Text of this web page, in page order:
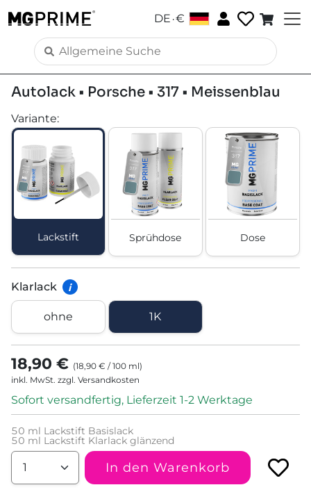
DE .€
Autolack • Porsche • 317 • Meissenblau
Variante:
Lackstift Sprühdose Dose
Klarlack i
ohne 1K
18,90 € (18,90 € /100 ml)
inkl. MwSt. zzgl. Versandkosten
Sofort versandfertig, Lieferzeit 1-2 Werktage
50 ml Lackstift Basislack
50 ml Lackstift Klarlack glänzend
In den Warenkorb